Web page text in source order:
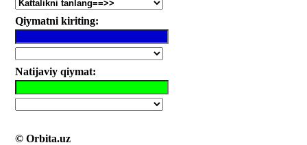
Qiymatni kiriting:
Natijaviy qiymat:
© Orbita.uz